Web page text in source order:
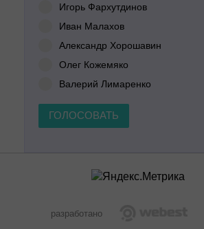
Игорь Фархутдинов
Иван Малахов
Александр Хорошавин
Олег Кожемяко
Валерий Лимаренко
ГОЛОСОВАТЬ
разработано